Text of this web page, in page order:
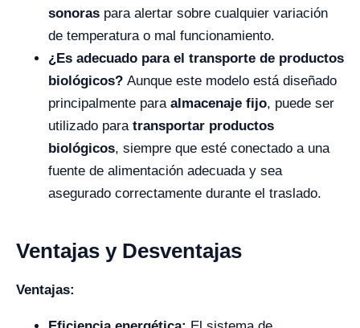
sonoras para alertar sobre cualquier variación
de temperatura o mal funcionamiento.
¿Es adecuado para el transporte de productos
biológicos? Aunque este modelo está diseñado
principalmente para almacenaje fijo, puede ser
utilizado para transportar productos
biológicos, siempre que esté conectado a una
fuente de alimentación adecuada y sea
asegurado correctamente durante el traslado.
Ventajas y Desventajas
Ventajas: